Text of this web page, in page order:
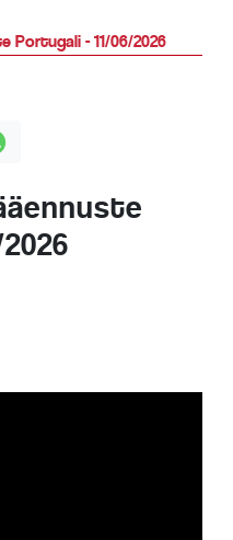
Portugali - 11/06/2026